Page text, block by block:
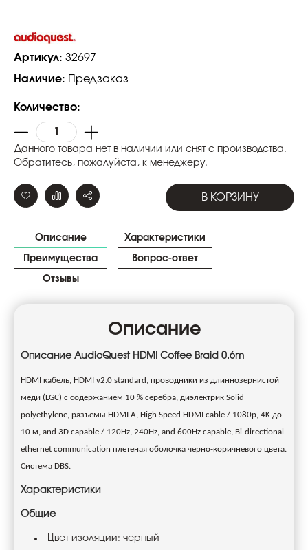
Артикул: 32697
Наличие:
Предзаказ
Количество:
Данного товара нет в наличии или снят с производства.
Обратитесь, пожалуйста, к менеджеру.
В КОРЗИНУ
Описание Характеристики
Преимущества Вопрос-ответ
Отзывы
Описание
Описание AudioQuest HDMI Coffee Braid 0.6m
HDMI кабель, HDMI v2.0 standard, проводники из длиннозернистой
меди (LGC) с содержанием 10 % серебра, диэлектрик Solid
polyethylene, разъемы HDMI A, High Speed HDMI cable / 1080p, 4K до
10 м, and 3D capable / 120Hz, 240Hz, and 600Hz capable, Bi-directional
ethernet communication плетеная оболочка черно-коричневого цвета.
Система DBS.
Характеристики
Общие
Цвет изоляции: черный